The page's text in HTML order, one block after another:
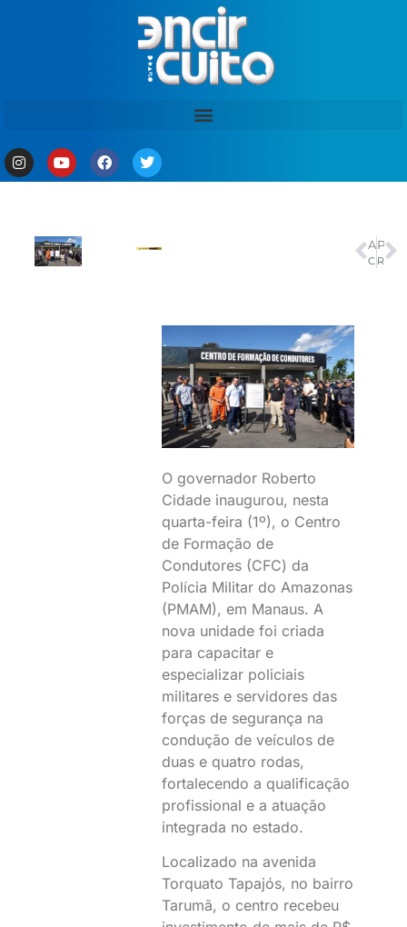
O governador Roberto
Cidade inaugurou, nesta
quarta-feira (1º), o Centro
de Formação de
Condutores (CFC) da
Polícia Militar do Amazonas
(PMAM), em Manaus. A
nova unidade foi criada
para capacitar e
especializar policiais
militares e servidores das
forças de segurança na
condução de veículos de
duas e quatro rodas,
fortalecendo a qualificação
profissional e a atuação
integrada no estado.
Localizado na avenida
Torquato Tapajós, no bairro
Tarumã, o centro recebeu
ANTERIOR
Cristo Redentor terá novas escadas e elevadores de acesso
PRÓXIMO
Rodoviários do Rio decidem suspender greve e ônibus voltam a circular